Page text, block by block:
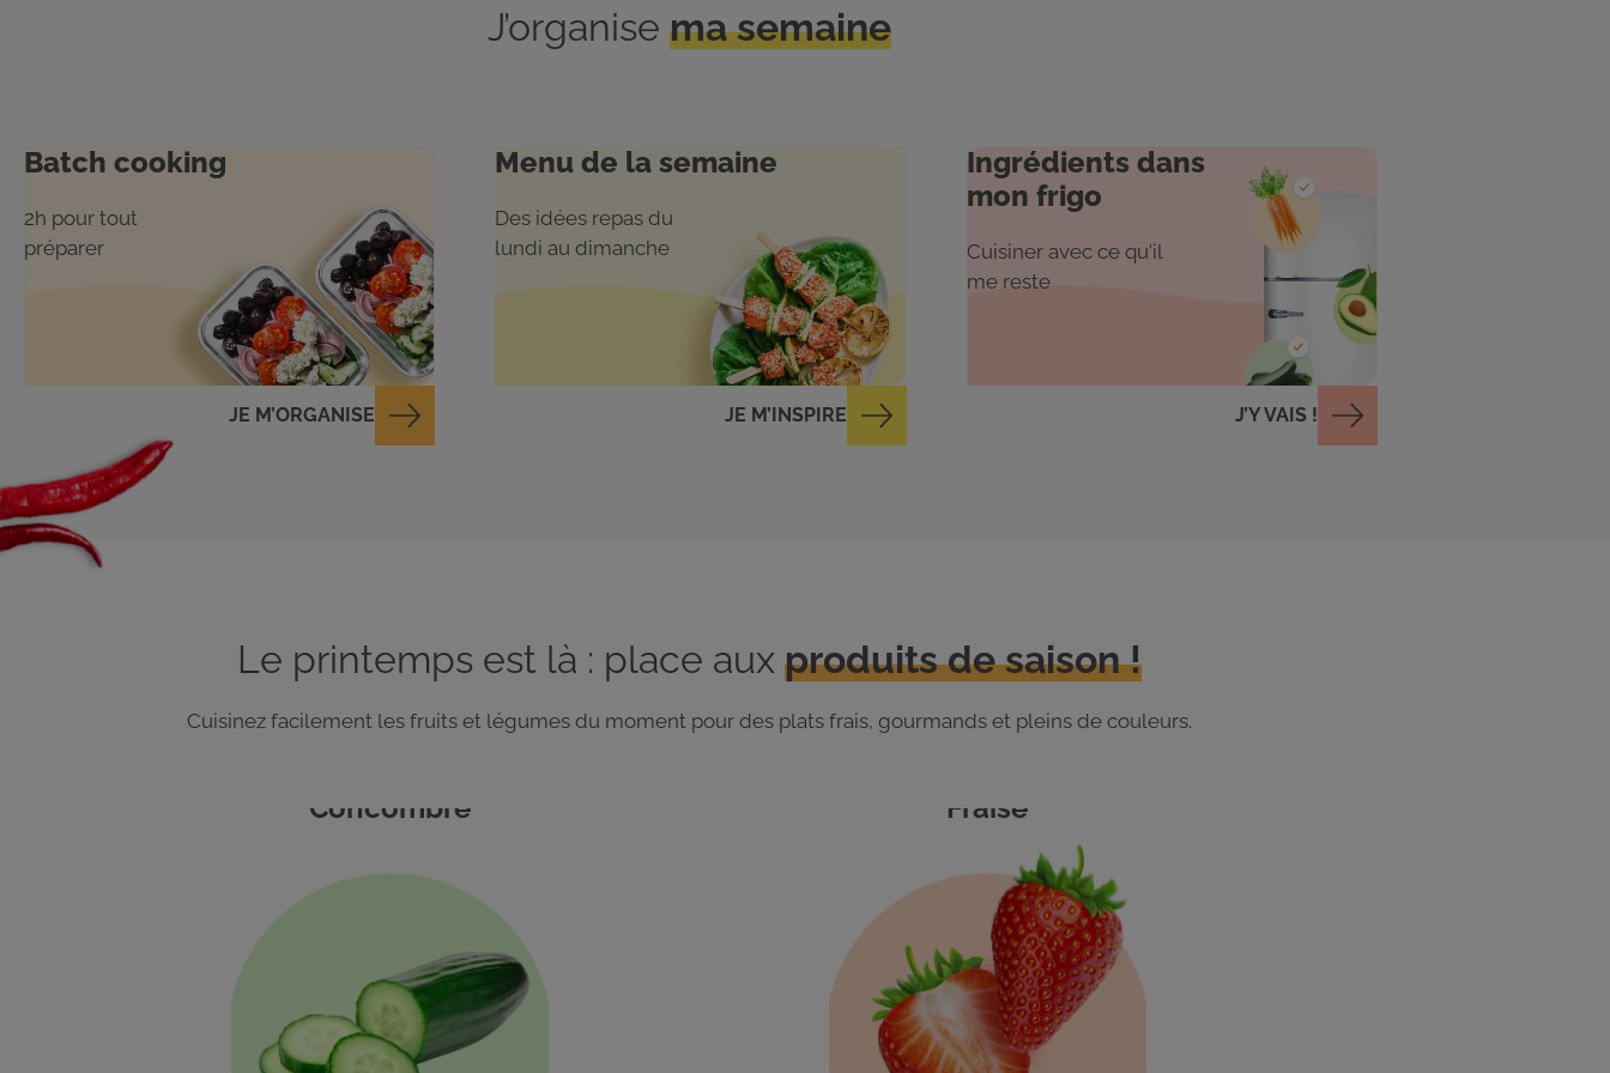
J’organise ma semaine
Batch cooking
2h pour tout
préparer
JE M’ORGANISE
Menu de la semaine
Des idées repas du
lundi au dimanche
JE M’INSPIRE
Ingrédients dans
mon frigo
Cuisiner avec ce qu'il
me reste
J’Y VAIS !
Le printemps est là : place aux produits de saison !
Cuisinez facilement les fruits et légumes du moment pour des plats frais, gourmands et pleins de couleurs.
Concombre Fraise